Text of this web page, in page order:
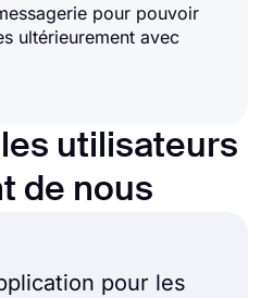
pour pouvoir
ultérieurement avec
utilisateurs
de nous
pour les